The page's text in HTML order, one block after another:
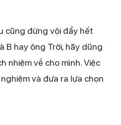
cũng đừng vội đẩy hết
B hay ông Trời, hãy dũng
nhiệm về cho mình. Việc
và đưa ra lựa chọn